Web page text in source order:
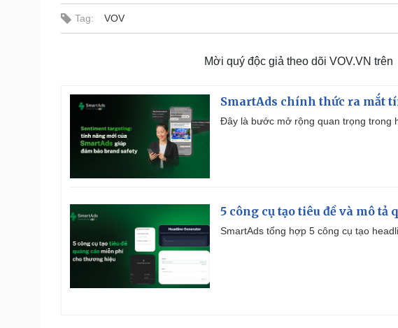
Tag: VOV
Mời quý độc giả theo dõi VOV.VN trên
SmartAds chính thức ra mắt
Đây là bước mở rộng quan trọng trong
5 công cụ tạo tiêu đề và mô
SmartAds tổng hợp 5 công cụ tạo